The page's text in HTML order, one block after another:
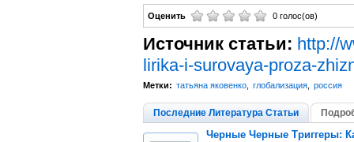
Оценить 0 голос(ов)
Источник статьи: http://
lirika-i-surovaya-proza-
Метки: татьяна яковенко, глобализация, россия
Последние Литература Статьи
Черные Черные Триггеры: